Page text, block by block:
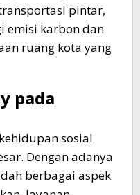
pintar,
emisi karbon dan
ruang kota yang
pada
sosial
Dengan adanya
berbagai aspek